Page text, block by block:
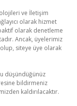
ve İletişim
olarak hizmet
olarak denetleme
Ancak, üyelerimiz
siteye üye olarak
düşündüğünüz
bildirmeniz
kaldırılacaktır.